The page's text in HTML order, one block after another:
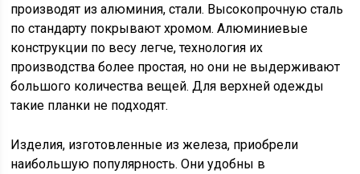
производят из алюминия, стали. Высокопрочную сталь
по стандарту покрывают хромом. Алюминиевые
конструкции по весу легче, технология их
производства более простая, но они не выдерживают
большого количества вещей. Для верхней одежды
такие планки не подходят.
Изделия, изготовленные из железа, приобрели
наибольшую популярность. Они удобны в